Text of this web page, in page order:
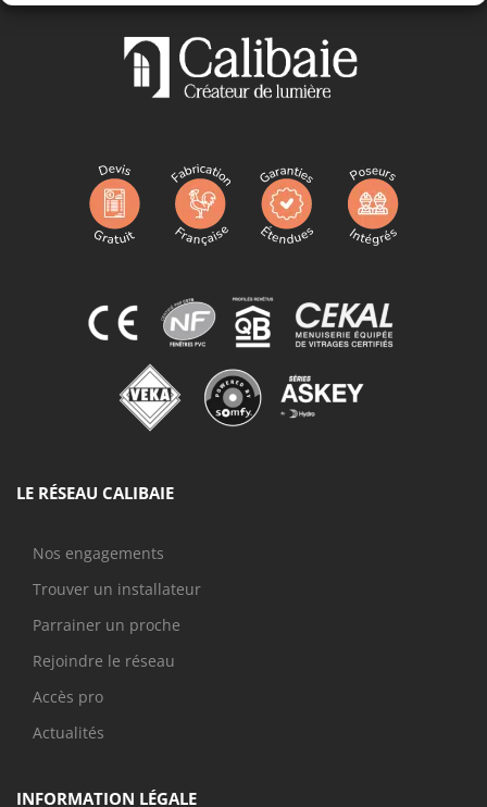
LE RÉSEAU CALIBAIE
Nos engagements
Trouver un installateur
Parrainer un proche
Rejoindre le réseau
Accès pro
Actualités
INFORMATION LÉGALE